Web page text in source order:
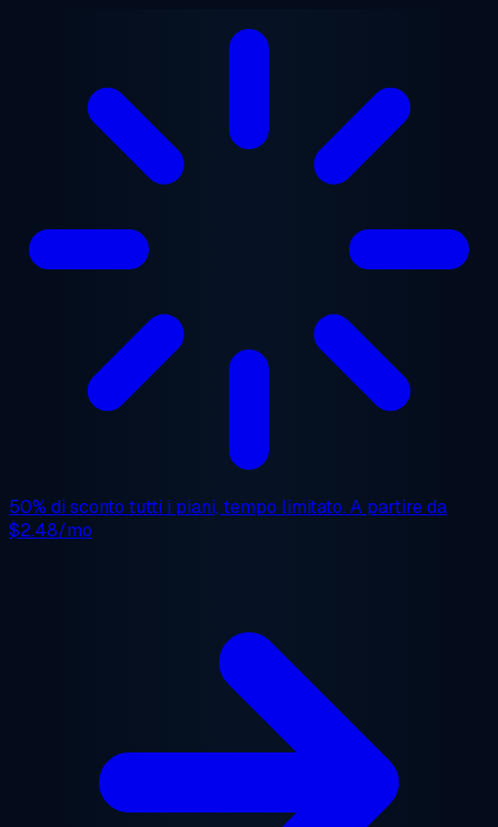
50% di sconto tutti i piani, tempo limitato. A partire da
$2.48/mo